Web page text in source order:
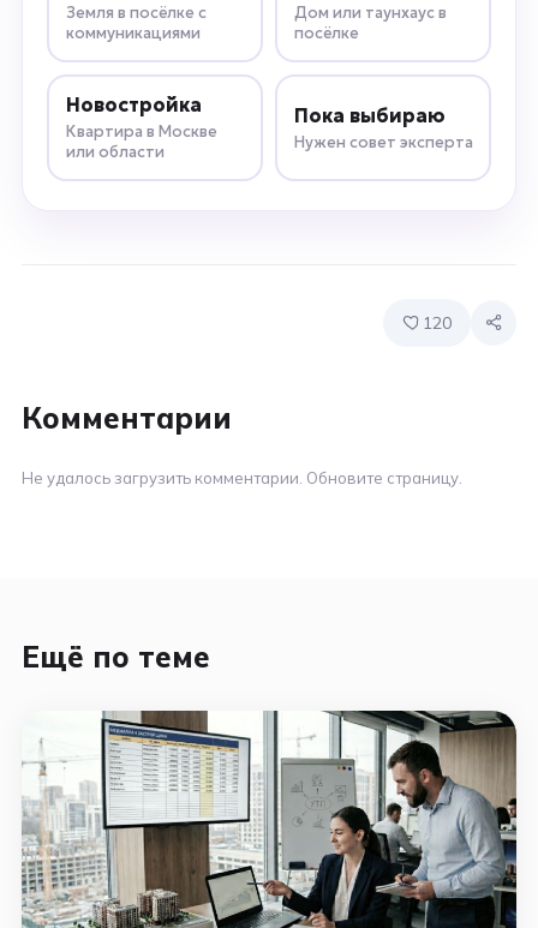
Земля в посёлке с
коммуникациями
Дом или таунхаус в
посёлке
Новостройка
Квартира в Москве
или области
Пока выбираю
Нужен совет эксперта
120
Комментарии
Не удалось загрузить комментарии. Обновите страницу.
Ещё по теме